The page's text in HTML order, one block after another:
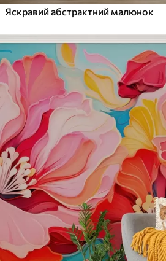
Яскравий абстрактний малюнок